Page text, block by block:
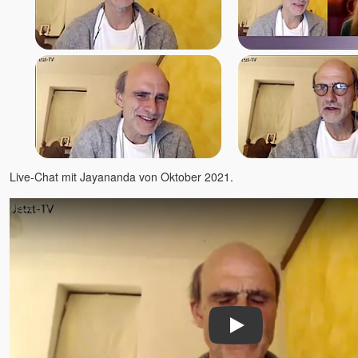
Jim Newman
Jörg Wedereit
John David
Jürgen Hummes - die
Spirebos
Kareem & Pratibha
Karim
Karin Gerlach - Mayakarina
Kevin
Kerstin Landwehr
Lisa Cairns
Ludmilla und Roland
Mada Dalian
Madhukar
Live-Chat mit Jayananda von Oktober 2021.
Play